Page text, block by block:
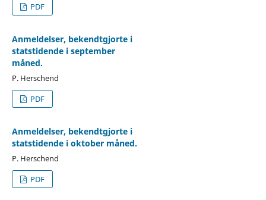
PDF
Anmeldelser, bekendtgjorte i
statstidende i september
måned.
P. Herschend
PDF
Anmeldelser, bekendtgjorte i
statstidende i oktober måned.
P. Herschend
PDF